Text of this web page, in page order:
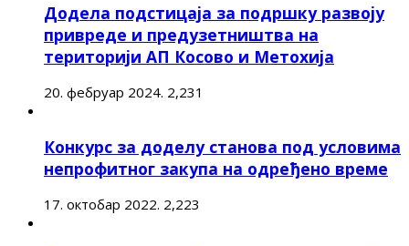
Додела подстицаја за подршку развоју
привреде и предузетништва на
територији АП Косово и Метохија
20. фебруар 2024. 2,231
Конкурс за доделу станова под условима
непрофитног закупа на одређено време
17. октобар 2022. 2,223